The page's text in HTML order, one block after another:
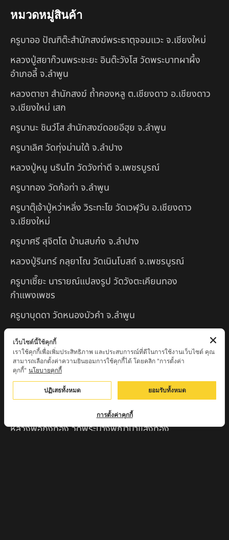
หมวดหมู่สินค้า
ครูบาออ ปัณฑิต๊ะสำนักสงฆ์พระธาตุจอมแวะ จ.เชียงใหม่
หลวงปู่สยาก๊วนพระชะยะ อินต๊ะวังโส วัดพระบาทผาผึ้ง
อำเภอลี้ จ.ลำพูน
หลวงตาชา สำนักสงฆ์ ถ้ำคองหลู ต.เชียงดาว อ.เชียงดาว
จ.เชียงใหม่ เสก
ครูบานะ ชินวํโส สำนักสงฆ์ดอยอีฮุย จ.ลำพูน
ครูบาเลิศ วัดทุ่งม่านใต้ จ.ลำปาง
หลวงปู่หนู นรินโท วัดวังท่าดี จ.เพชรบูรณ์
ครูบาทอง วัดก้อท่า จ.ลำพูน
ครูบาตุ๊เจ้าปู่หว่าหลิ่ง วิระทะโย วัดเวฬุวัน อ.เชียงดาว
จ.เชียงใหม่
ครูบาศรี สุจิตโต บ้านสบก๋ง จ.ลำปาง
หลวงปู่รินทร์ กลฺยาโณ วัดเนินโบสถ์ จ.เพชรบูรณ์
ครูบาเซี๊ยะ นารายณ์แปลงรูป วัดวังตะเคียนทอง
กำแพงเพชร
ครูบาบุดดา วัดหนองบัวคํา จ.ลําพูน
หลวงพ่อเสน่ห์ วัดพันศรี จ.อุทัยธานี
พระอาจารย์นอง มงฺคลิโก วัดอัมพวันดอนใหญ่ ตำบลหนอง
กรด จังหวัดนครสวรรค์
ครูบาวิ วิมาโล สำนักสงฆ์พระธาตุดอยจอมแวะ จ.เชียงใหม่
ครูบาอินแก้ว ดอยทีมู จังหวัดตาก
หลวงพ่อถังทอง วัดพระนางพญาป่าแสงทอง
เว็บไซต์นี้ใช้คุกกี้
เราใช้คุกกี้เพื่อเพิ่มประสิทธิภาพ และประสบการณ์ที่ดีในการใช้งานเว็บไซต์ คุณ
สามารถเลือกตั้งค่าความยินยอมการใช้คุกกี้ได้ โดยคลิก "การตั้งค่า
คุกกี้" นโยบายคุกกี้
ปฏิเสธทั้งหมด ยอมรับทั้งหมด
การตั้งค่าคุกกี้